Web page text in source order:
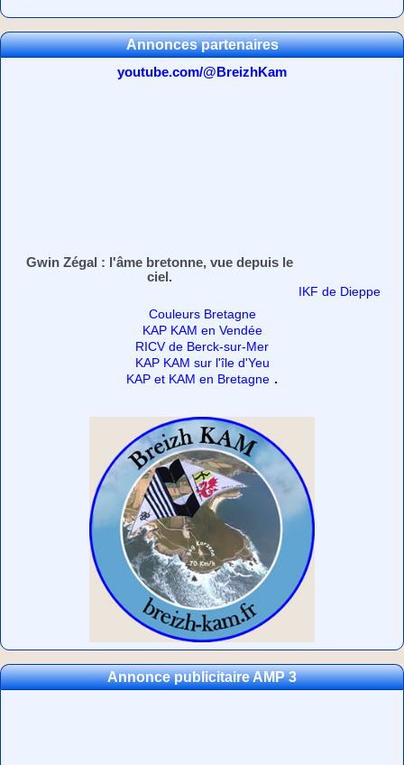
Annonces partenaires
youtube.com/@BreizhKam
Gwin Zégal : l'âme bretonne, vue depuis le
ciel.
IKF de Dieppe
Couleurs Bretagne
KAP KAM en Vendée
RICV de Berck-sur-Mer
KAP KAM sur l'île d'Yeu
KAP et KAM en Bretagne .
Annonce publicitaire AMP 3